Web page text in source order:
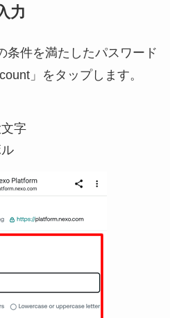
力
条件を満たしたパスワード
」をタップします。
字